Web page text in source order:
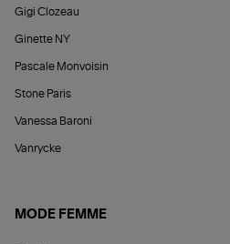
Gigi Clozeau
Ginette NY
Pascale Monvoisin
Stone Paris
Vanessa Baroni
Vanrycke
MODE FEMME